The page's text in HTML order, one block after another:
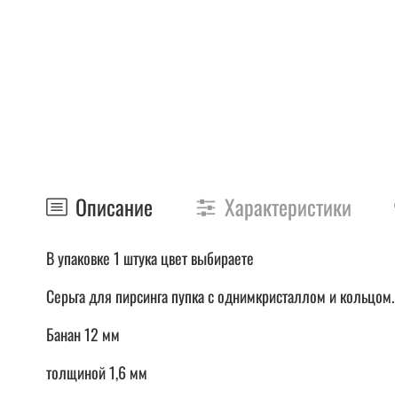
Описание Характеристики
В упаковке 1 штука цвет выбираете
Серьга для пирсинга пупка с однимкристаллом и кольцом.
Банан 12 мм
толщиной 1,6 мм